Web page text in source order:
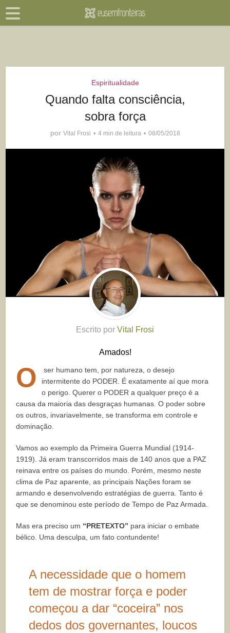
Espiritualidade
Quando falta consciência,
sobra força
por Vital Frosi 4 min de leitura 08/05/2018
Escrito por Vital Frosi
Amados!
O
ser humano tem, por natureza, o desejo
intermitente do PODER. É exatamente aí que mora
o perigo. Querer o PODER a qualquer preço é a
causa da maioria das desgraças humanas. O poder sobre
os outros, invariavelmente, se transforma em controle e
dominação.
Vamos ao exemplo da Primeira Guerra Mundial (1914-
1919). Já eram transcorridos mais de 140 anos que a PAZ
reinava entre os países do mundo. Porém, mesmo neste
clima de Paz aparente, as principais Nações foram se
armando e desenvolvendo estratégias de guerra. Tanto é
que se denominou este período de Tempo de Paz Armada.
Mas era preciso um “PRETEXTO” para iniciar o embate
bélico. Uma desculpa, um fato contundente!
A necessidade que o homem
tem de mostrar força e poder
começou a dar “coceira” nos
dedos dos governantes, loucos